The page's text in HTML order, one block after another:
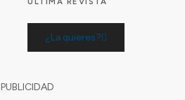
¿La quieres?
PUBLICIDAD